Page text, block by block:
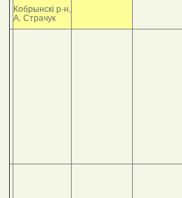
Кобрынскі р-н,
А. Страчук